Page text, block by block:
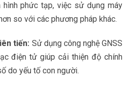
hình phức tạp, việc sử dụng máy
so với các phương pháp khác.
tiến: Sử dụng công nghệ GNSS
điện tử giúp cải thiện độ chính
do yếu tố con người.